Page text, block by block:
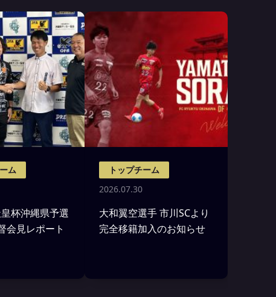
ム
杯沖縄県予選
会見レポート
トップチーム
2026.07.30
大和翼空選手 市川SCより
完全移籍加入のお知らせ